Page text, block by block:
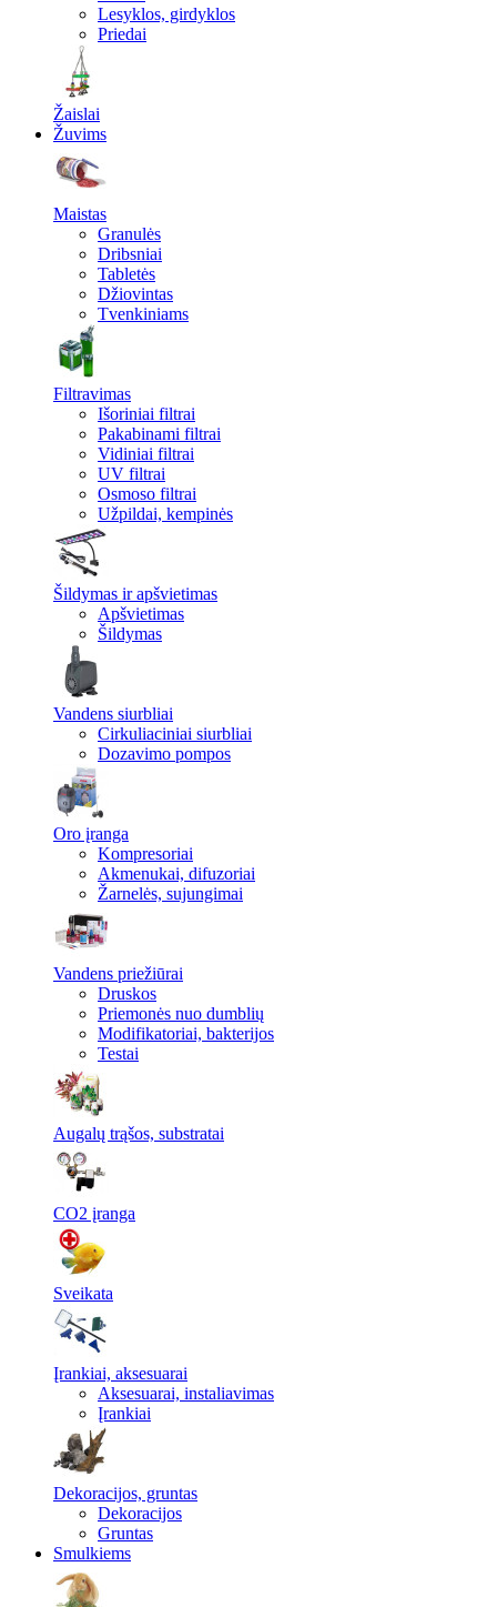
Lesyklos, girdyklos
Priedai
Žaislai
Žuvims
Maistas
Granulės
Dribsniai
Tabletės
Džiovintas
Tvenkiniams
Filtravimas
Išoriniai filtrai
Pakabinami filtrai
Vidiniai filtrai
UV filtrai
Osmoso filtrai
Užpildai, kempinės
Šildymas ir apšvietimas
Apšvietimas
Šildymas
Vandens siurbliai
Cirkuliaciniai siurbliai
Dozavimo pompos
Oro įranga
Kompresoriai
Akmenukai, difuzoriai
Žarnelės, sujungimai
Vandens priežiūrai
Druskos
Priemonės nuo dumblių
Modifikatoriai, bakterijos
Testai
Augalų trąšos, substratai
CO2 įranga
Sveikata
Įrankiai, aksesuarai
Aksesuarai, instaliavimas
Įrankiai
Dekoracijos, gruntas
Dekoracijos
Gruntas
Smulkiems